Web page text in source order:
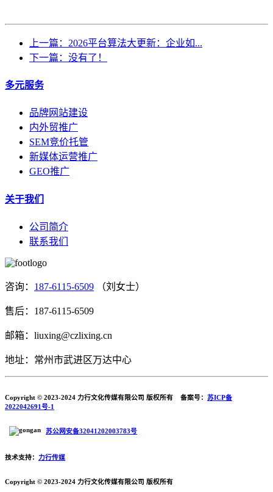
上一篇：2026平台算法大更新：企业如...
下一篇：没有了！
多元服务
品牌网站建设
内外贸推广
SEM竞价托管
新媒体运营推广
GEO推广
关于我们
公司简介
联系我们
咨询： 187-6115-6509 （刘女士）
售后：187-6115-6509
邮箱：liuxing@czlixing.cn
地址：常州市武进区万达中心
Copyright © 2023-2024 力行文化传媒有限公司 版权所有 备案号： 苏ICP备
2022042691号-1
苏公网安备32041202003783号
技术支持： 力行传媒
Copyright © 2023-2024 力行文化传媒有限公司 版权所有